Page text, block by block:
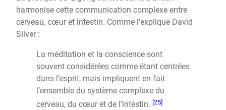
harmonise cette communication complexe entre
cerveau, cœur et intestin. Comme l’explique David
Silver :
La méditation et la conscience sont
souvent considérées comme étant centrées
dans l’esprit, mais impliquent en fait
l’ensemble du système complexe du
cerveau, du cœur et de l’intestin. [25]